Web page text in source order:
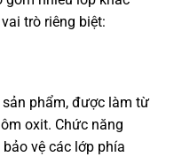
trò riêng biệt:
phẩm, được làm từ
oxit. Chức năng
vệ các lớp phía